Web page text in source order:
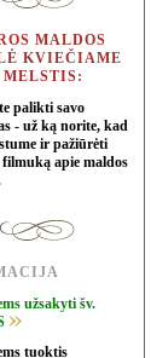
MALDOS
KVIEČIAME
palikti savo
- už ką norite, kad
ir pažiūrėti
apie maldos
užsakyti šv.
tuoktis